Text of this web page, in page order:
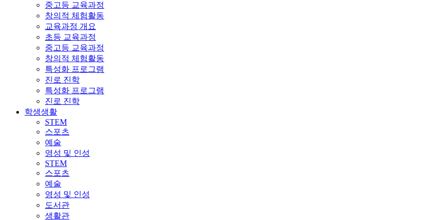
중고등 교육과정
창의적 체험활동
교육과정 개요
초등 교육과정
중고등 교육과정
창의적 체험활동
특성화 프로그램
진로 진학
특성화 프로그램
진로 진학
학생생활
STEM
스포츠
예술
영성 및 인성
STEM
스포츠
예술
영성 및 인성
도서관
생활관